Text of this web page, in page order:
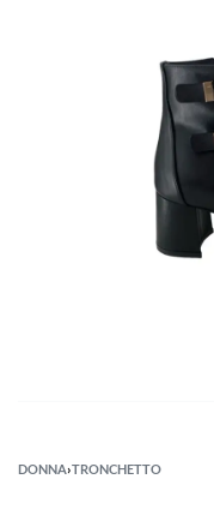
DONNA›TRONCHETTO